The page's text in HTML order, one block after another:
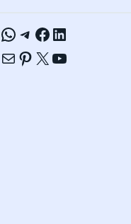
WhatsApp
Telegram
Facebook
LinkedIn
E-mailPinterest
X YouTube